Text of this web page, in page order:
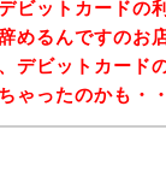
ビットカードの
めるんですのお
デビットカード
ゃったのかも・